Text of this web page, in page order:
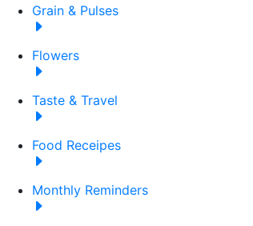
Grain & Pulses
Flowers
Taste & Travel
Food Receipes
Monthly Reminders